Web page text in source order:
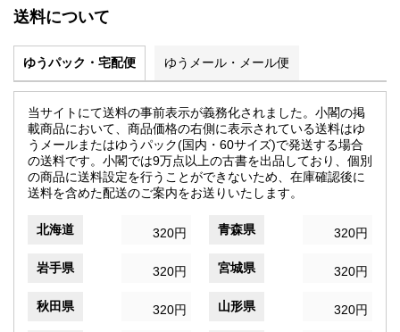
送料について
ゆうパック・宅配便 ゆうメール・メール便
当サイトにて送料の事前表示が義務化されました。小閣の掲
載商品において、商品価格の右側に表示されている送料はゆ
うメールまたはゆうパック(国内・60サイズ)で発送する場合
の送料です。小閣では9万点以上の古書を出品しており、個別
の商品に送料設定を行うことができないため、在庫確認後に
送料を含めた配送のご案内をお送りいたします。
北海道 320円 青森県 320円
岩手県 320円 宮城県 320円
秋田県 320円 山形県 320円